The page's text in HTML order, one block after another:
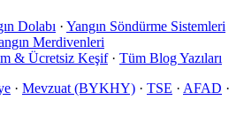
Dolabı · Yangın Söndürme Sistemleri
Merdivenleri
& Ücretsiz Keşif· Tüm Blog Yazıları
· Mevzuat (BYKHY) · TSE · AFAD ·